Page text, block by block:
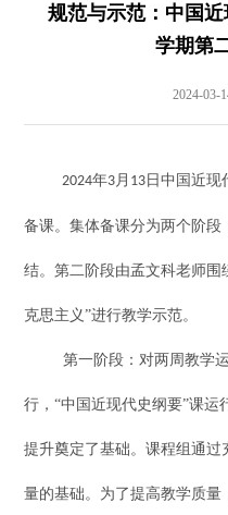
规范与示范：中国
学期第
2024-03-
2024年3 月 13 日中国近现
备课。集体备课分为两个阶
结。第二阶段由孟文科老师围
克思主义”进行教学示范。
第一阶段：对两周教学
行，“中国近现代史纲要”课运
提升奠定了基础。课程组通
量的基础。为了提高教学质